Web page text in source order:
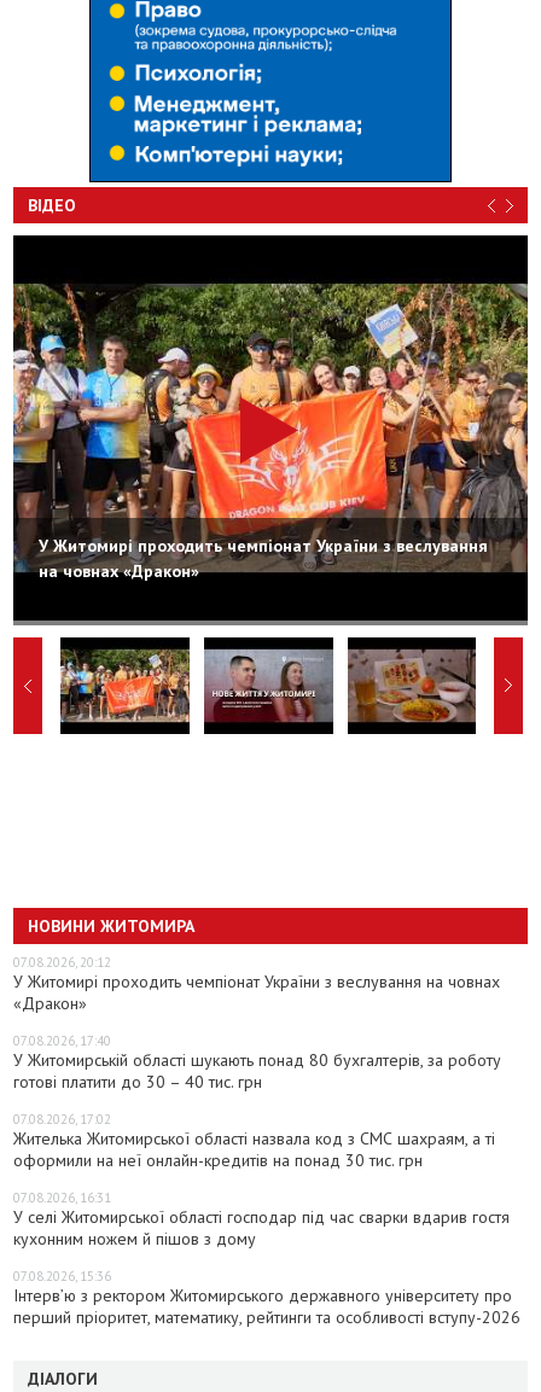
ВІДЕО
У Житомирі проходить чемпіонат України з веслування
на човнах «Дракон»
НОВИНИ ЖИТОМИРА
07.08.2026, 20:12
У Житомирі проходить чемпіонат України з веслування на човнах
«Дракон»
07.08.2026, 17:40
У Житомирській області шукають понад 80 бухгалтерів, за роботу
готові платити до 30 – 40 тис. грн
07.08.2026, 17:02
Жителька Житомирської області назвала код з СМС шахраям, а ті
оформили на неї онлайн-кредитів на понад 30 тис. грн
07.08.2026, 16:31
У селі Житомирської області господар під час сварки вдарив гостя
кухонним ножем й пішов з дому
07.08.2026, 15:36
Інтерв’ю з ректором Житомирського державного університету про
перший пріоритет, математику, рейтинги та особливості вступу-2026
ДІАЛОГИ